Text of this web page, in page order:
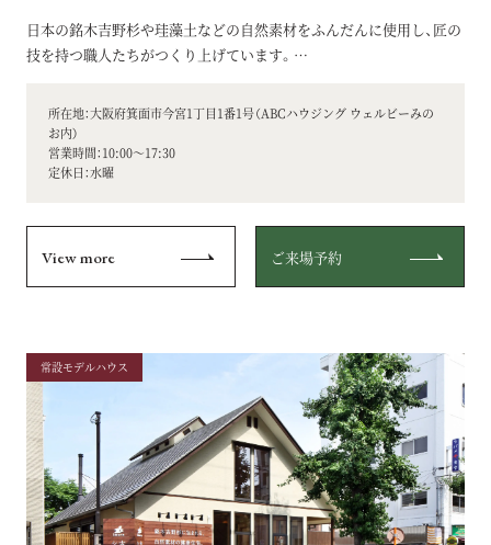
日本の銘木吉野杉や珪藻土などの自然素材をふんだんに使用し、匠の
技を持つ職人たちがつくり上げています。
本物の木造住宅。
日本の風景に溶け込み、普遍的な美しさを表現した外観にくつろぎを
演出する、吉野杉に包まれた大空間のリビング。
上質な暮らしを彩る、自然素材を活かした造作の数々に、ウェルビー
徴です。
View more
ご来場予約
所在地：大阪府箕面市今宮1丁目1番1号（ABCハウジング ウェルビーみの
お内）
営業時間：10:00～17:30
定休日：水曜
常設モデルハウス